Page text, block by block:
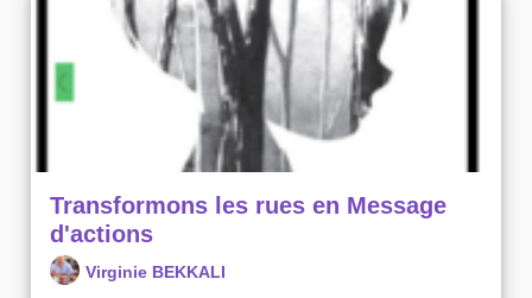
Transformons les rues en Message
d'actions
Virginie BEKKALI